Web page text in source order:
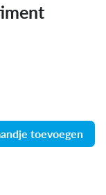
toevoegen